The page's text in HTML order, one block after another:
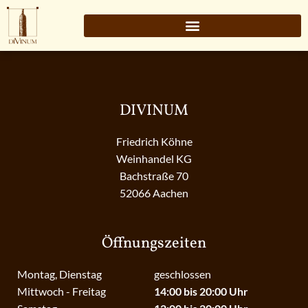
DIVINUM
Friedrich Köhne
Weinhandel KG
Bachstraße 70
52066 Aachen
Öffnungszeiten
Montag, Dienstag
Mittwoch - Freitag
geschlossen
14:00 bis 20:00 Uhr